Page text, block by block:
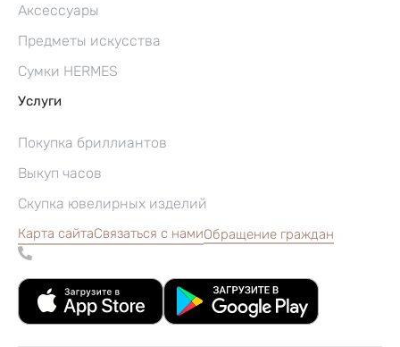
Аксессуары
Предметы искусства
Сумки HERMES
Услуги
Покупка бриллиантов
Выкуп часов
Скупка ювелирных изделий
Карта сайтаСвязаться с намиОбращение граждан